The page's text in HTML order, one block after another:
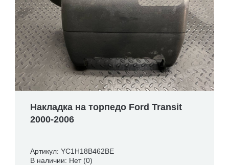
Накладка на торпедо Ford Transit
2000-2006
Артикул: YC1H18B462BE
В наличии: Нет (0)